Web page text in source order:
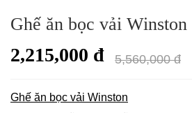
LIÊN HỆ
Ghế ăn bọc vải Winston
2,215,000 đ 5,560,000 đ
Ghế ăn bọc vải Winston